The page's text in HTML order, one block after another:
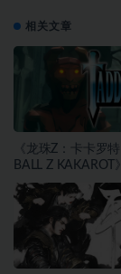
相关文章
《龙珠Z：卡卡罗
BALL Z KAKAROT
版v2.02绿色中文版
度网盘]